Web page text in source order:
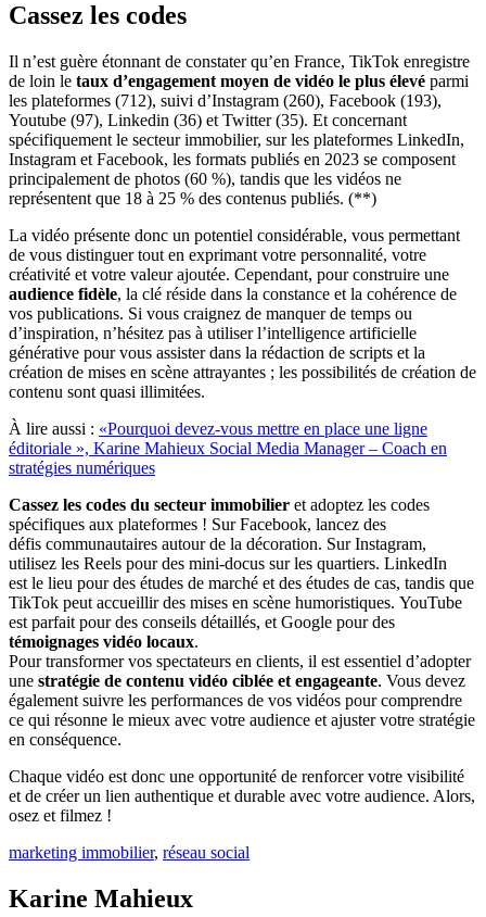
Cassez les codes
Il n’est guère étonnant de constater qu’en France, TikTok enregistre
de loin le taux d’engagement moyen de vidéo le plus élevé parmi
les plateformes (712), suivi d’Instagram (260), Facebook (193),
Youtube (97), Linkedin (36) et Twitter (35). Et concernant
spécifiquement le secteur immobilier, sur les plateformes LinkedIn,
Instagram et Facebook, les formats publiés en 2023 se composent
principalement de photos (60 %), tandis que les vidéos ne
représentent que 18 à 25 % des contenus publiés. (**)
La vidéo présente donc un potentiel considérable, vous permettant
de vous distinguer tout en exprimant votre personnalité, votre
créativité et votre valeur ajoutée. Cependant, pour construire une
audience fidèle, la clé réside dans la constance et la cohérence de
vos publications. Si vous craignez de manquer de temps ou
d’inspiration, n’hésitez pas à utiliser l’intelligence artificielle
générative pour vous assister dans la rédaction de scripts et la
création de mises en scène attrayantes ; les possibilités de création de
contenu sont quasi illimitées.
À lire aussi : «Pourquoi devez-vous mettre en place une ligne
éditoriale », Karine Mahieux Social Media Manager – Coach en
stratégies numériques
Cassez les codes du secteur immobilier et adoptez les codes
spécifiques aux plateformes ! Sur Facebook, lancez des
défis communautaires autour de la décoration. Sur Instagram,
utilisez les Reels pour des mini-docus sur les quartiers. LinkedIn
est le lieu pour des études de marché et des études de cas, tandis que
TikTok peut accueillir des mises en scène humoristiques. YouTube
est parfait pour des conseils détaillés, et Google pour des
témoignages vidéo locaux.
Pour transformer vos spectateurs en clients, il est essentiel d’adopter
une stratégie de contenu vidéo ciblée et engageante. Vous devez
également suivre les performances de vos vidéos pour comprendre
ce qui résonne le mieux avec votre audience et ajuster votre stratégie
en conséquence.
Chaque vidéo est donc une opportunité de renforcer votre visibilité
et de créer un lien authentique et durable avec votre audience. Alors,
osez et filmez !
marketing immobilier, réseau social
Karine Mahieux